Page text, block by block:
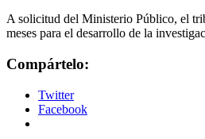
A solicitud del Ministerio Público, el
meses para el desarrollo de la
Compártelo:
Twitter
Facebook